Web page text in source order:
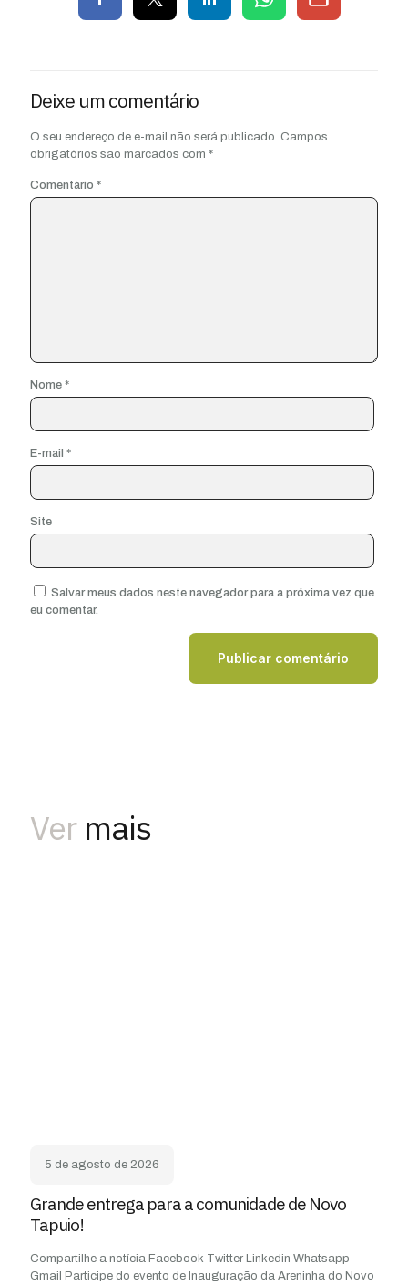
Deixe um comentário
O seu endereço de e-mail não será publicado. Campos
obrigatórios são marcados com *
Comentário *
Nome *
E-mail *
Site
Salvar meus dados neste navegador para a próxima vez que
eu comentar.
Ver mais
5 de agosto de 2026
Grande entrega para a comunidade de Novo
Tapuio!
Compartilhe a notícia Facebook Twitter Linkedin Whatsapp
Gmail Participe do evento de Inauguração da Areninha do Novo